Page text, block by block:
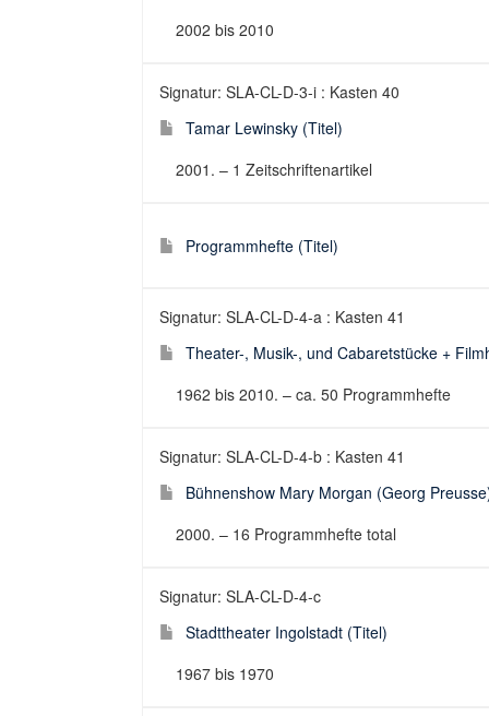
2002 bis 2010
Signatur: SLA-CL-D-3-i : Kasten 40
Tamar Lewinsky (Titel)
2001. – 1 Zeitschriftenartikel
Programmhefte (Titel)
Signatur: SLA-CL-D-4-a : Kasten 41
Theater-, Musik-, und Cabaretstücke +
1962 bis 2010. – ca. 50 Programmhefte
Signatur: SLA-CL-D-4-b : Kasten 41
Bühnenshow Mary Morgan (Georg
2000. – 16 Programmhefte total
Signatur: SLA-CL-D-4-c
Stadttheater Ingolstadt (Titel)
1967 bis 1970